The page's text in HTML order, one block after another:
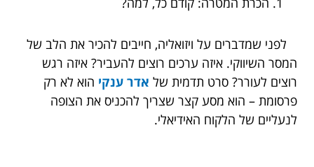
לפני שמדברים על ויזואליה, חייבים להכיר את הלב של
המסר השיווקי. איזה ערכים רוצים להעביר? איזה רגש
רוצים לעורר? סרט תדמית של אדר ענקי הוא לא רק
פרסומת – הוא מסע קצר שצריך להכניס את הצופה
לנעליים של הלקוח האידיאלי.